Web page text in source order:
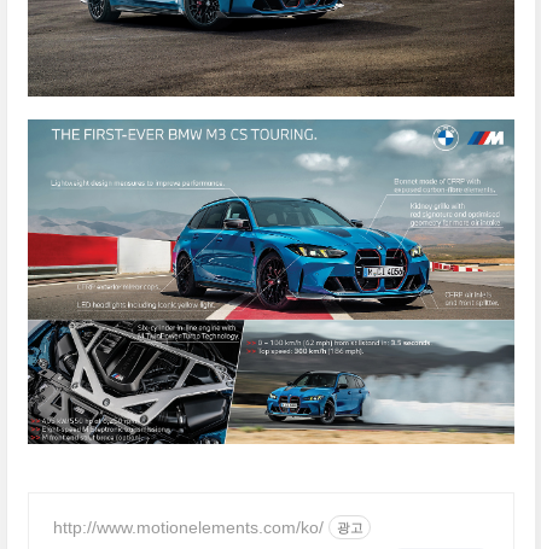
http://www.motionelements.com/ko/ 광고